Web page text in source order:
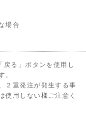
場合
る」ボタンを使用し
。
２重発注が発生する事
使用しない様ご注意く